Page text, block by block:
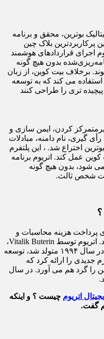
سال ۲۰۱۳ توسط ویتالیک بوترین، محقق و برنامه
پرکاربردترین بلاک چین
اجرای قراردادهای هوشمند
بدون هیچ گونه
برخلاف بیت کوین، از زبان
برنامه نویسی جدیدی به نام Solidity استفاده می کند که به توسعه
تری را طراحی کنند
کردن، ایمن سازی و
گیری، نام دامنه، مبادلات
ویتالیک بوترین اختراع شد. ، این پلتفرم
کوین عمل کند. اتریوم برنامه
شود، بدون هیچ گونه
شخص ثالث.
؟
پرداخت هزینه محاسبات و
ذخیره سازی داده ها استفاده می کند. اتریوم توسط Vitalik Buterin،
یک برنامه نویس کانادایی-روسی که در سال ۱۹۹۴ متولد شد، توسعه
او ایده پلتفرم جدیدی را ارائه کرد که
را گرد هم می آورد. در سال
اتریوم چیست ؟ و اینکه
گفت.